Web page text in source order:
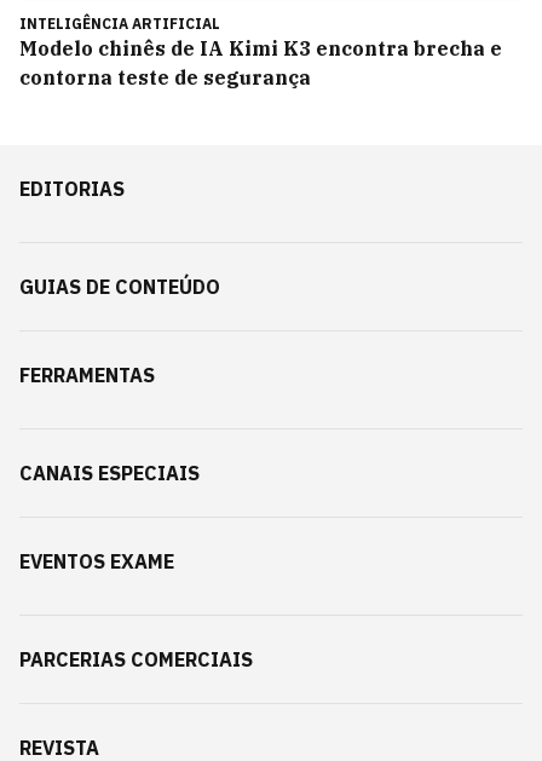
INTELIGÊNCIA ARTIFICIAL
Modelo chinês de IA Kimi K3 encontra brecha e
contorna teste de segurança
EDITORIAS
GUIAS DE CONTEÚDO
FERRAMENTAS
CANAIS ESPECIAIS
EVENTOS EXAME
PARCERIAS COMERCIAIS
REVISTA